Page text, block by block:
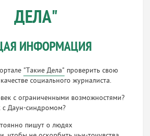
ДЕЛА"
ИНФОРМАЦИЯ
"Такие Дела" проверить свою
социального журналиста.
с ограниченными возможностями?
сДаун-синдромом?
пишут о людях